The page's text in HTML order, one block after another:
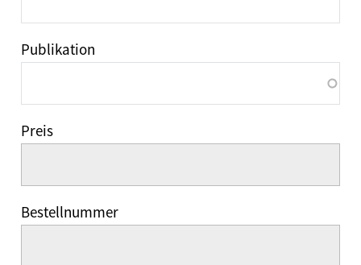
Publikation
Preis
Bestellnummer